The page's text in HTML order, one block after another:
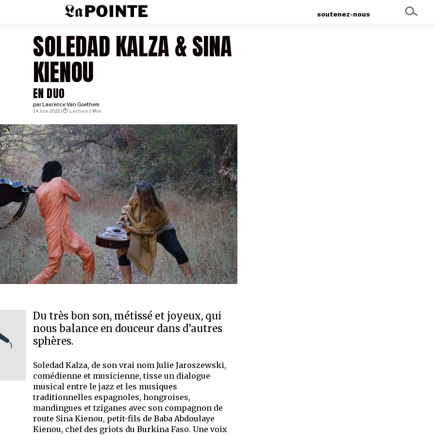
soutenez-nous
SOLEDAD KALZA & SINA
KIENOU
EN DUO
par Laurence Van Goethem
Du très bon son, métissé et joyeux, qui
nous balance en douceur dans d’autres
sphères.
14 Juin 2022 | Lecture 1 Min.
Soledad Kalza, de son vrai nom Julie Jaroszewski,
comédienne et musicienne, tisse un dialogue
musical entre le jazz et les musiques
traditionnelles espagnoles, hongroises,
mandingues et tziganes avec son compagnon de
route Sina Kienou, petit-fils de Baba Abdoulaye
Kienou, chef des griots du Burkina Faso. Une voix